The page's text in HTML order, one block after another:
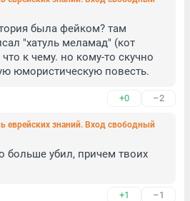
была фейком? там
"хатуль меламад" (кот
к чему. но кому-то скучно
юмористическую повесть.
+0 –2
еврейских знаний. Вход свободный
больше убил, причем твоих
+1 –1